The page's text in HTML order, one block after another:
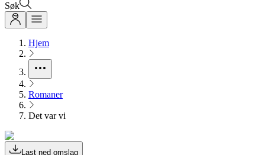
Søk
Hjem
Romaner
Det var vi
Last ned omslag